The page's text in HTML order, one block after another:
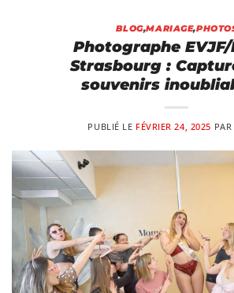
BLOG,MARIAGE,
Photographe EVJF/
Strasbourg :
souvenirs
PUBLIÉ LE FÉVRIER 24, 2025 PAR